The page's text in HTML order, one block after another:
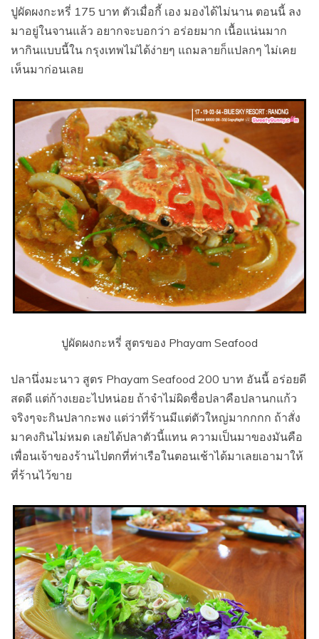
ปูผัดผงกะหรี่ 175 บาท ตัวเมื่อกี้ เอง มองได้ไม่นาน ตอนนี้ ลง
มาอยู่ในจานแล้ว อยากจะบอกว่า อร่อยมาก เนื้อแน่นมาก
หากินแบบนี้ใน กรุงเทพไม่ได้ง่ายๆ แถมลายก็แปลกๆ ไม่เคย
เห็นมาก่อนเลย
ปูผัดผงกะหรี่ สูตรของ Phayam Seafood
ปลานึ่งมะนาว สูตร Phayam Seafood 200 บาท อันนี้ อร่อยดี
สดดี แต่ก้างเยอะไปหน่อย ถ้าจำไม่ผิดชื่อปลาคือปลานกแก้ว
จริงๆจะกินปลากะพง แต่ว่าที่ร้านมีแต่ตัวใหญ่มากกกก ถ้าสั่ง
มาคงกินไม่หมด เลยได้ปลาตัวนี้แทน ความเป็นมาของมันคือ
เพื่อนเจ้าของร้านไปตกที่ท่าเรือในตอนเช้าได้มาเลยเอามาให้
ที่ร้านไว้ขาย